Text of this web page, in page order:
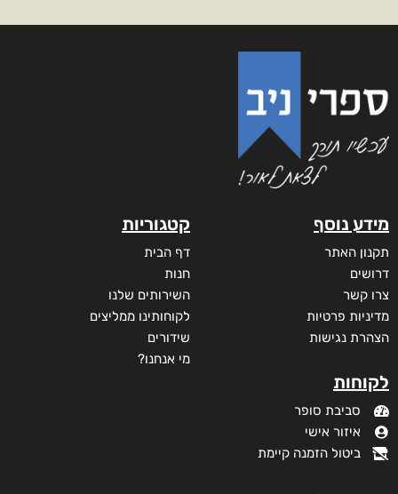
מידע נוסף
תקנון האתר
דרושים
צרו קשר
מדיניות פרטיות
הצהרת נגישות
לקוחות
סביבת סופר
איזור אישי
ביטול הזמנה קיימת
קטגוריות
דף הבית
חנות
השירותים שלנו
לקוחותינו ממליצים
שידורים
מי אנחנו?